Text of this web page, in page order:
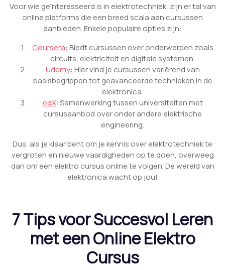
Voor wie geïnteresseerd is in elektrotechniek, zijn er tal van
online platforms die een breed scala aan cursussen
aanbieden. Enkele populaire opties zijn:
Coursera: Biedt cursussen over onderwerpen zoals
circuits, elektriciteit en digitale systemen.
Udemy: Hier vind je cursussen variërend van
basisbegrippen tot geavanceerde technieken in de
elektronica.
edX: Samenwerking tussen universiteiten met
cursusaanbod over onder andere elektrische
engineering.
Dus, als je klaar bent om je kennis over elektrotechniek te
vergroten en nieuwe vaardigheden op te doen, overweeg
dan om een elektro cursus online te volgen. De wereld van
elektronica wacht op jou!
7 Tips voor Succesvol Leren
met een Online Elektro
Cursus